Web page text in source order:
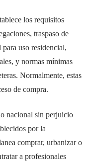
los requisitos
traspaso de
uso residencial,
y normas mínimas
Normalmente, estas
de compra.
nacional sin perjuicio
por la
comprar, urbanizar o
a profesionales